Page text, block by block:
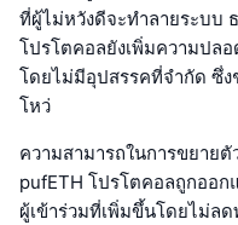
ที่ผู้ไม่หวังดีจะทำลายระบบ
โปรโตคอลยังเพิ่มความปล
โดยไม่มีอุปสรรคที่จำกัด ซึ่
โหว่
ความสามารถในการขยาย
pufETH โปรโตคอลถูกออก
ผู้เข้าร่วมที่เพิ่มขึ้นโดยไม่ล